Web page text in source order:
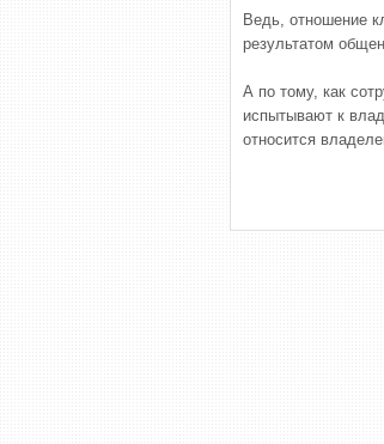
Ведь, отношение
результатом
А по тому, как
испытывают к
относится